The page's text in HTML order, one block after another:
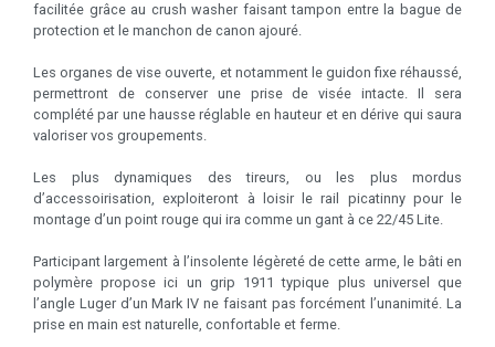
facilitée grâce au crush washer faisant tampon entre la bague de
protection et le manchon de canon ajouré.
Les organes de vise ouverte, et notamment le guidon fixe réhaussé,
permettront de conserver une prise de visée intacte. Il sera
complété par une hausse réglable en hauteur et en dérive qui saura
valoriser vos groupements.
Les plus dynamiques des tireurs, ou les plus mordus
d’accessoirisation, exploiteront à loisir le rail picatinny pour le
montage d’un point rouge qui ira comme un gant à ce 22/45 Lite.
Participant largement à l’insolente légèreté de cette arme, le bâti en
polymère propose ici un grip 1911 typique plus universel que
l’angle Luger d’un Mark IV ne faisant pas forcément l’unanimité. La
prise en main est naturelle, confortable et ferme.